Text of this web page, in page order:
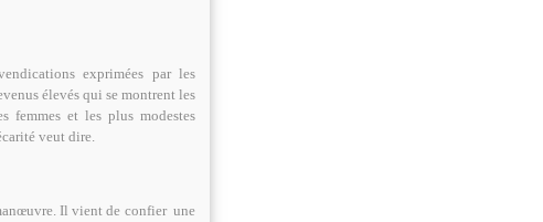
exprimées par les
élevés qui se montrent les
femmes et les plus modestes
veut dire.
Il vient de confier une